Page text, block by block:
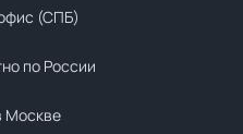
(СПБ)
по России
Москве